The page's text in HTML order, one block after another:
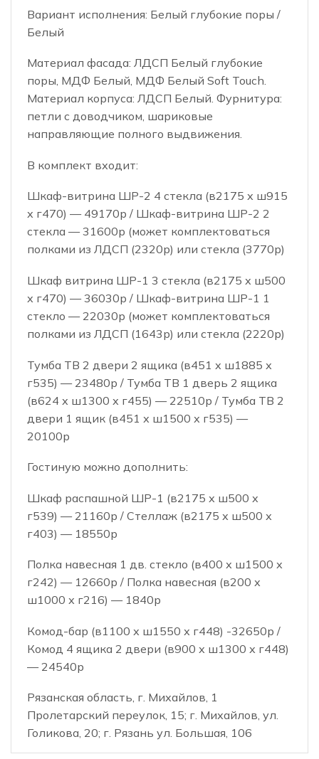
Вариант исполнения: Белый глубокие поры /
Белый
Материал фасада: ЛДСП Белый глубокие
поры, МДФ Белый, МДФ Белый Soft Touch.
Материал корпуса: ЛДСП Белый. Фурнитура:
петли с доводчиком, шариковые
направляющие полного выдвижения.
В комплект входит:
Шкаф-витрина ШР-2 4 стекла (в2175 х ш915
х г470) — 49170р / Шкаф-витрина ШР-2 2
стекла — 31600р (может комплектоваться
полками из ЛДСП (2320р) или стекла (3770р)
Шкаф витрина ШР-1 3 стекла (в2175 х ш500
х г470) — 36030р / Шкаф-витрина ШР-1 1
стекло — 22030р (может комплектоваться
полками из ЛДСП (1643р) или стекла (2220р)
Тумба ТВ 2 двери 2 ящика (в451 х ш1885 х
г535) — 23480р / Тумба ТВ 1 дверь 2 ящика
(в624 х ш1300 х г455) — 22510р / Тумба ТВ 2
двери 1 ящик (в451 х ш1500 х г535) —
20100р
Гостиную можно дополнить:
Шкаф распашной ШР-1 (в2175 х ш500 х
г539) — 21160р / Стеллаж (в2175 х ш500 х
г403) — 18550р
Полка навесная 1 дв. стекло (в400 х ш1500 х
г242) — 12660р / Полка навесная (в200 х
ш1000 х г216) — 1840р
Комод-бар (в1100 х ш1550 х г448) -32650р /
Комод 4 ящика 2 двери (в900 х ш1300 х г448)
— 24540р
Рязанская область, г. Михайлов, 1
Пролетарский переулок, 15; г. Михайлов, ул.
Голикова, 20; г. Рязань ул. Большая, 106